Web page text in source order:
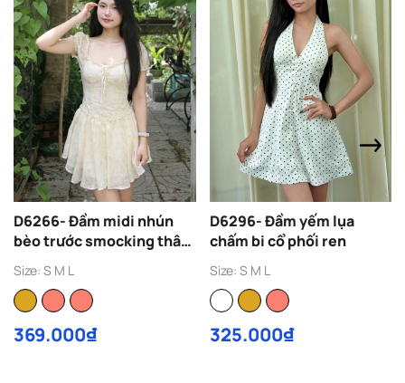
D6266- Đầm midi nhún
bèo trước smocking thân
sau
Size: S M L
369.000₫
D6296- Đầm yếm lụa
chấm bi cổ phối ren
Size: S M L
325.000₫